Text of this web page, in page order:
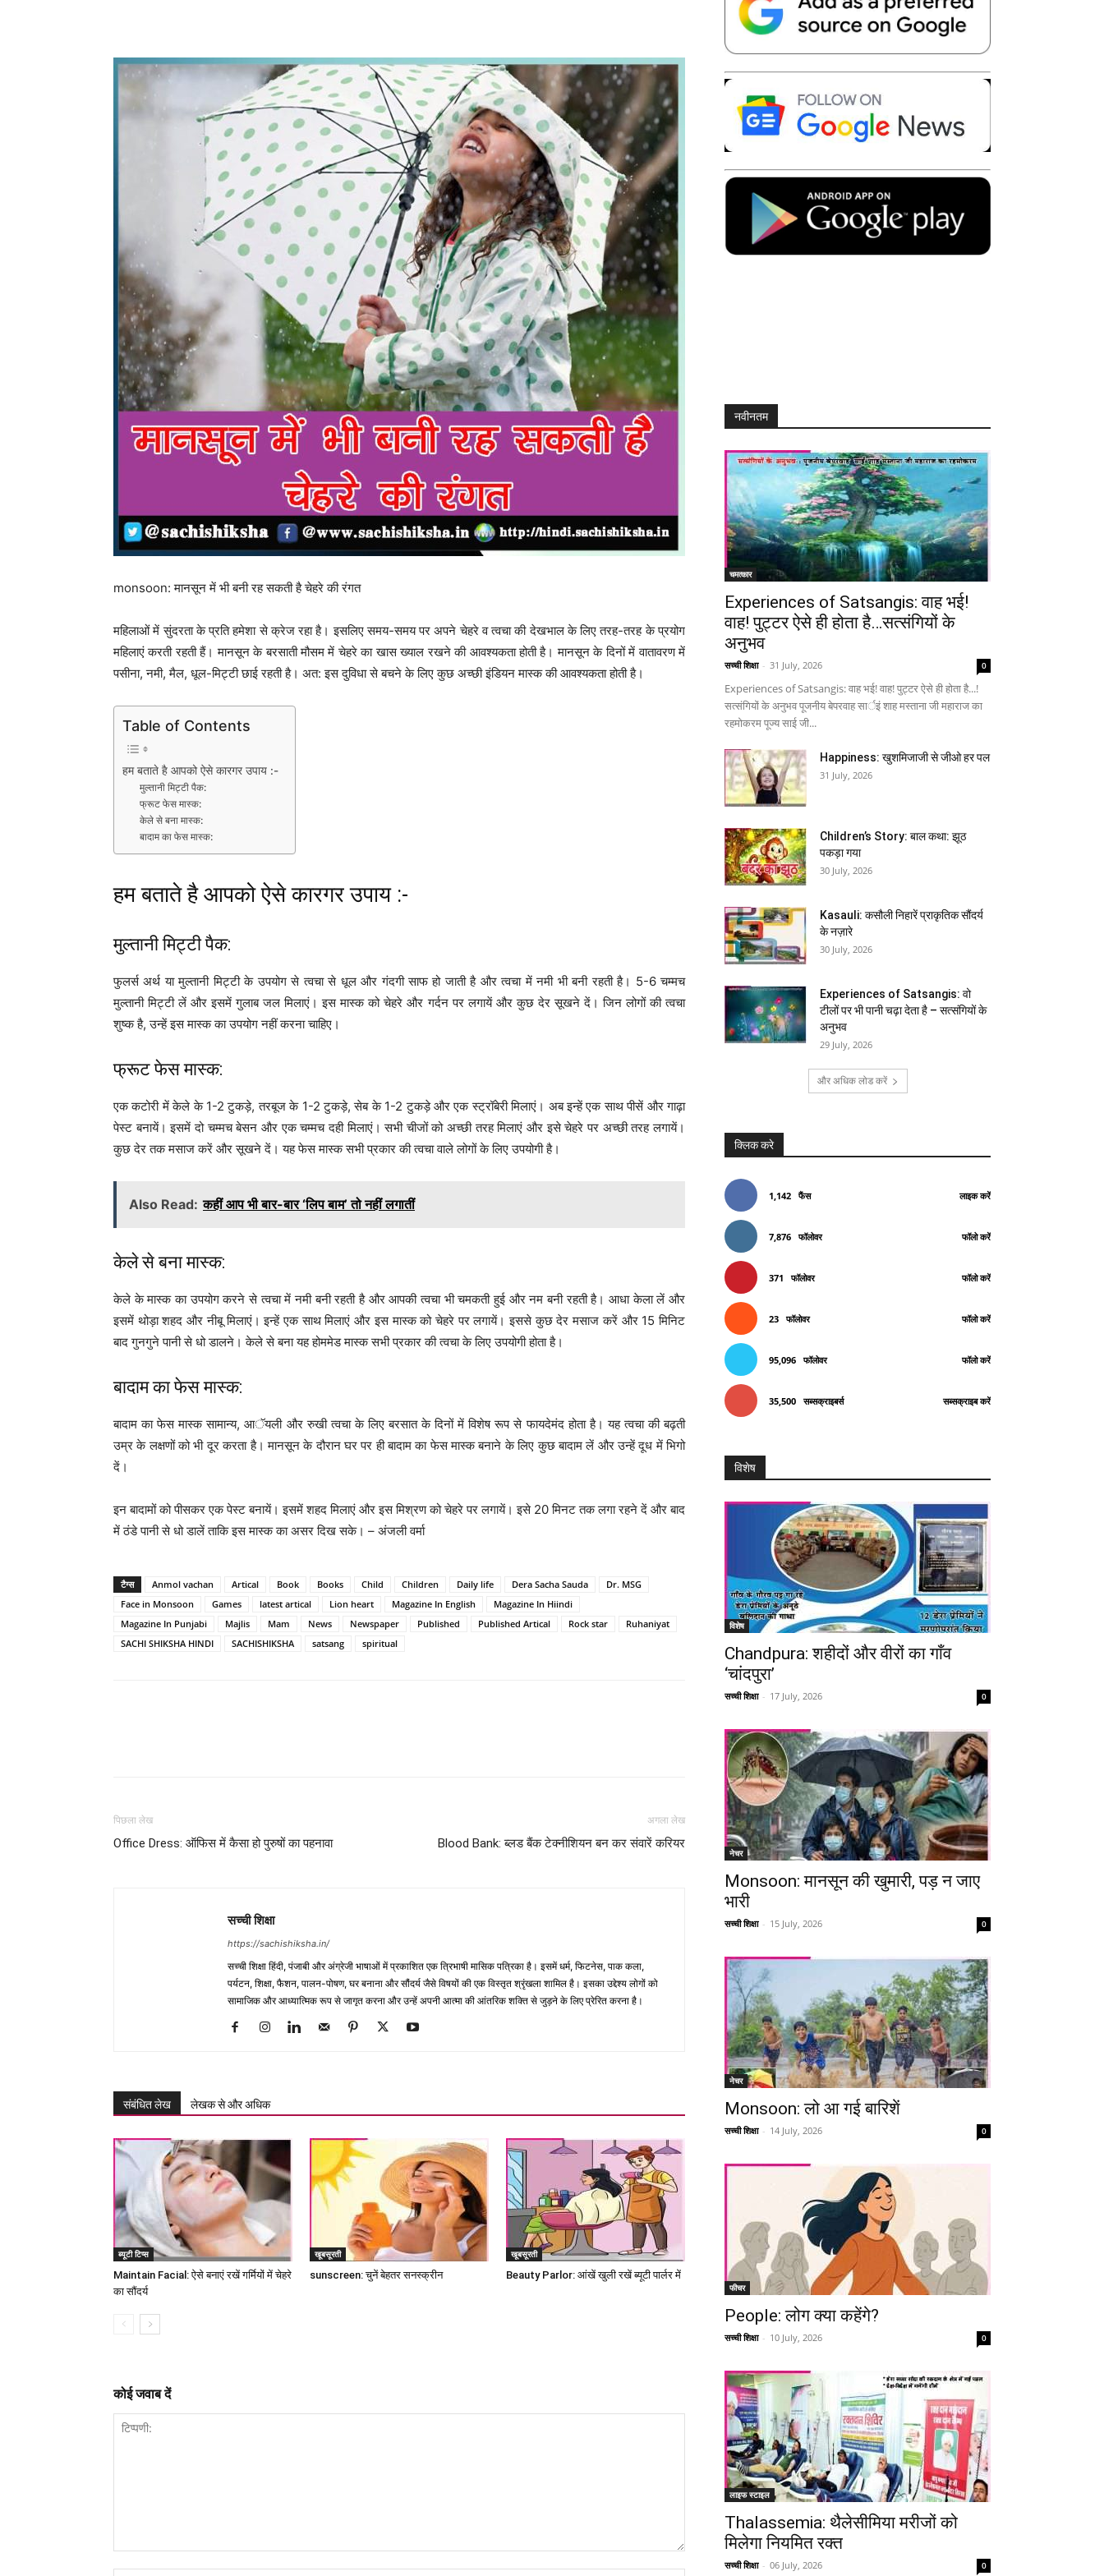
Telegram Copy URL
monsoon: मानसून में भी बनी रह सकती है चेहरे की रंगत
महिलाओं में सुंदरता के प्रति हमेशा से क्रेज रहा है। इसलिए समय-समय पर अपने चेहरे व त्वचा की देखभाल के लिए तरह-तरह के प्रयोग
महिलाएं करती रहती हैं। मानसून के बरसाती मौसम में चेहरे का खास ख्याल रखने की आवश्यकता होती है। मानसून के दिनों में वातावरण में
पसीना, नमी, मैल, धूल-मिट्टी छाई रहती है। अत: इस दुविधा से बचने के लिए कुछ अच्छी इंडियन मास्क की आवश्यकता होती है।
Table of Contents
हम बताते है आपको ऐसे कारगर उपाय :-
मुल्तानी मिट्टी पैक:
फ्रूट फेस मास्क:
केले से बना मास्क:
बादाम का फेस मास्क:
हम बताते है आपको ऐसे कारगर उपाय :-
मुल्तानी मिट्टी पैक:
फुलर्स अर्थ या मुल्तानी मिट्टी के उपयोग से त्वचा से धूल और गंदगी साफ हो जाती है और त्वचा में नमी भी बनी रहती है। 5-6 चम्मच
मुल्तानी मिट्टी लें और इसमें गुलाब जल मिलाएं। इस मास्क को चेहरे और गर्दन पर लगायें और कुछ देर सूखने दें। जिन लोगों की त्वचा
शुष्क है, उन्हें इस मास्क का उपयोग नहीं करना चाहिए।
फ्रूट फेस मास्क:
एक कटोरी में केले के 1-2 टुकड़े, तरबूज के 1-2 टुकड़े, सेब के 1-2 टुकड़े और एक स्ट्रॉबेरी मिलाएं। अब इन्हें एक साथ पीसें और गाढ़ा
पेस्ट बनायें। इसमें दो चम्मच बेसन और एक चम्मच दही मिलाएं। सभी चीजों को अच्छी तरह मिलाएं और इसे चेहरे पर अच्छी तरह लगायें।
कुछ देर तक मसाज करें और सूखने दें। यह फेस मास्क सभी प्रकार की त्वचा वाले लोगों के लिए उपयोगी है।
Also Read: कहीं आप भी बार-बार ‘लिप बाम’ तो नहीं लगातीं
केले से बना मास्क:
केले के मास्क का उपयोग करने से त्वचा में नमी बनी रहती है और आपकी त्वचा भी चमकती हुई और नम बनी रहती है। आधा केला लें और
इसमें थोड़ा शहद और नीबू मिलाएं। इन्हें एक साथ मिलाएं और इस मास्क को चेहरे पर लगायें। इससे कुछ देर मसाज करें और 15 मिनिट
बाद गुनगुने पानी से धो डालने। केले से बना यह होममेड मास्क सभी प्रकार की त्वचा के लिए उपयोगी होता है।
बादाम का फेस मास्क:
बादाम का फेस मास्क सामान्य, आॅयली और रुखी त्वचा के लिए बरसात के दिनों में विशेष रूप से फायदेमंद होता है। यह त्वचा की बढ़ती
उम्र के लक्षणों को भी दूर करता है। मानसून के दौरान घर पर ही बादाम का फेस मास्क बनाने के लिए कुछ बादाम लें और उन्हें दूध में भिगो
दें।
इन बादामों को पीसकर एक पेस्ट बनायें। इसमें शहद मिलाएं और इस मिश्रण को चेहरे पर लगायें। इसे 20 मिनट तक लगा रहने दें और बाद
में ठंडे पानी से धो डालें ताकि इस मास्क का असर दिख सके। – अंजली वर्मा
टैग्स Anmol vachan Artical Book Books Child Children Daily life Dera Sacha Sauda
Dr. MSG
Face in Monsoon
Games latest artical Lion heart Magazine In English
Magazine In Hiindi
Magazine In Punjabi
Majlis Mam News Newspaper Published Published Artical Rock star
Ruhaniyat
SACHI SHIKSHA HINDI
SACHISHIKSHA satsang spiritual
Telegram Copy URL
पिछला लेख
Office Dress: ऑफिस में कैसा हो पुरुषों का पहनावा
अगला लेख
Blood Bank: ब्लड बैंक टेक्नीशियन बन कर संवारें करियर
सच्ची शिक्षा
https://sachishiksha.in/
सच्ची शिक्षा हिंदी, पंजाबी और अंग्रेजी भाषाओं में प्रकाशित एक त्रिभाषी मासिक पत्रिका है। इसमें धर्म, फिटनेस, पाक कला,
पर्यटन, शिक्षा, फैशन, पालन-पोषण, घर बनाना और सौंदर्य जैसे विषयों की एक विस्तृत श्रृंखला शामिल है। इसका उद्देश्य लोगों को
सामाजिक और आध्यात्मिक रूप से जागृत करना और उन्हें अपनी आत्मा की आंतरिक शक्ति से जुड़ने के लिए प्रेरित करना है।
संबंधित लेख लेखक से और अधिक
ब्यूटी टिप्स
Maintain Facial: ऐसे बनाएं रखें गर्मियों में चेहरे
का सौंदर्य
खूबसूरती
sunscreen: चुनें बेहतर सनस्क्रीन
खूबसूरती
Beauty Parlor: आंखें खुली रखें ब्यूटी पार्लर में
कोई जवाब दें
नवीनतम
चमत्कार
Experiences of Satsangis: वाह भई!
वाह! पुट्टर ऐसे ही होता है…सत्संगियों के
अनुभव
सच्ची शिक्षा - 31 July, 2026 0
Experiences of Satsangis: वाह भई! वाह! पुट्टर ऐसे ही होता है...!
सत्संगियों के अनुभव पूजनीय बेपरवाह सार्इं शाह मस्ताना जी महाराज का
रहमोकरम पूज्य साई जी...
Happiness: खुशमिजाजी से जीओ हर पल
31 July, 2026
Children’s Story: बाल कथा: झूठ
पकड़ा गया
30 July, 2026
Kasauli: कसौली निहारें प्राकृतिक सौंदर्य
के नज़ारे
30 July, 2026
Experiences of Satsangis: वो
टीलों पर भी पानी चढ़ा देता है – सत्संगियों के
अनुभव
29 July, 2026
और अधिक लोड करें
क्लिक करे
1,142 फैंस लाइक करें
7,876 फॉलोवर फॉलो करें
371 फॉलोवर फॉलो करें
23 फॉलोवर फॉलो करें
95,096 फॉलोवर फॉलो करें
35,500 सब्सक्राइबर्स सब्सक्राइब करें
विशेष
विशेष
Chandpura: शहीदों और वीरों का गाँव
‘चांदपुरा’
सच्ची शिक्षा - 17 July, 2026 0
नेचर
Monsoon: मानसून की खुमारी, पड़ न जाए
भारी
सच्ची शिक्षा - 15 July, 2026 0
नेचर
Monsoon: लो आ गई बारिशें
सच्ची शिक्षा - 14 July, 2026 0
फीचर
People: लोग क्या कहेंगे?
सच्ची शिक्षा - 10 July, 2026 0
लाइफ स्टाइल
Thalassemia: थैलेसीमिया मरीजों को
मिलेगा नियमित रक्त
सच्ची शिक्षा - 06 July, 2026 0